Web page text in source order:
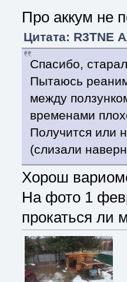
Про аккум не
Цитата: R3TNE
Спасибо,
Пытаюсь
между
временами
Получится или
(слизали
Хорош
На фото 1
прокаться ли